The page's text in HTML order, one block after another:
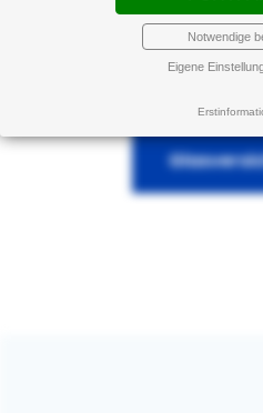
Notwendige
Eigene